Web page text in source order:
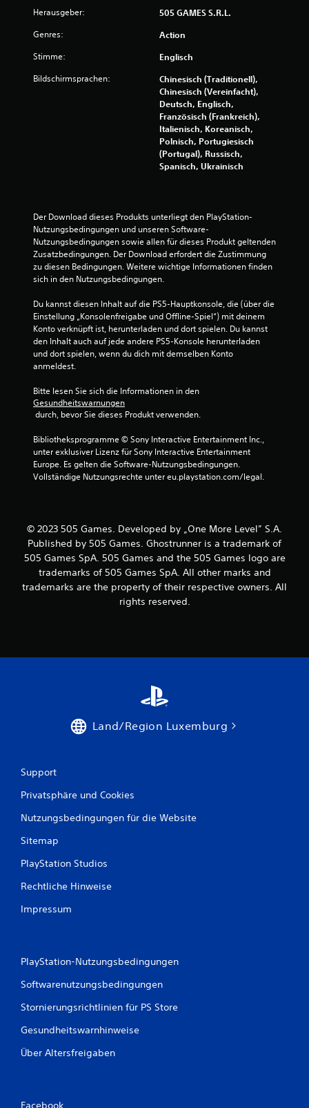
a
s
e
w
u
g
n
Herausgeber: 505 GAMES S.R.L.
Genres: Action
Stimme: Englisch
Bildschirmsprachen:
Chinesisch (Traditionell),
Chinesisch (Vereinfacht),
Deutsch, Englisch,
Französisch (Frankreich),
Italienisch, Koreanisch,
Polnisch, Portugiesisch
(Portugal), Russisch,
Spanisch, Ukrainisch
Der Download dieses Produkts unterliegt den PlayStation-
Nutzungsbedingungen und unseren Software-
Nutzungsbedingungen sowie allen für dieses Produkt geltenden
Zusatzbedingungen. Der Download erfordert die Zustimmung
zu diesen Bedingungen. Weitere wichtige Informationen finden
sich in den Nutzungsbedingungen.
Du kannst diesen Inhalt auf die PS5-Hauptkonsole, die (über die
Einstellung „Konsolenfreigabe und Offline-Spiel“) mit deinem
Konto verknüpft ist, herunterladen und dort spielen. Du kannst
den Inhalt auch auf jede andere PS5-Konsole herunterladen
und dort spielen, wenn du dich mit demselben Konto
anmeldest.
Bitte lesen Sie sich die Informationen in den
Gesundheitswarnungen
durch, bevor Sie dieses Produkt verwenden.
Bibliotheksprogramme © Sony Interactive Entertainment Inc.,
unter exklusiver Lizenz für Sony Interactive Entertainment
Europe. Es gelten die Software-Nutzungsbedingungen.
Vollständige Nutzungsrechte unter eu.playstation.com/legal.
© 2023 505 Games. Developed by „One More Level” S.A.
Published by 505 Games. Ghostrunner is a trademark of
505 Games SpA. 505 Games and the 505 Games logo are
trademarks of 505 Games SpA. All other marks and
trademarks are the property of their respective owners. All
rights reserved.
Land/Region Luxemburg
Support
Privatsphäre und Cookies
Nutzungsbedingungen für die Website
Sitemap
PlayStation Studios
Rechtliche Hinweise
Impressum
PlayStation-Nutzungsbedingungen
Softwarenutzungsbedingungen
Stornierungsrichtlinien für PS Store
Gesundheitswarnhinweise
Über Altersfreigaben
Facebook